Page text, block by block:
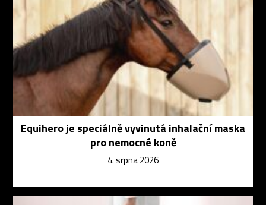
Equihero je speciálně vyvinutá inhalační maska
pro nemocné koně
4. srpna 2026